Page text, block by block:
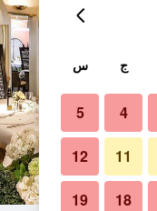
ج س
4
5
11
12
18
19